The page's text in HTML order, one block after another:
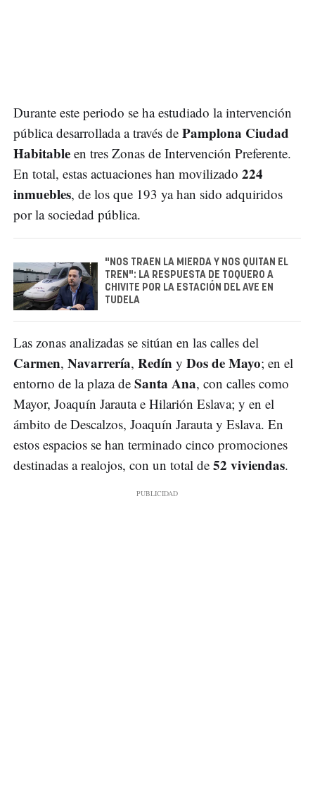
Durante este periodo se ha estudiado la intervención
pública desarrollada a través de Pamplona Ciudad
Habitable en tres Zonas de Intervención Preferente.
En total, estas actuaciones han movilizado 224
inmuebles, de los que 193 ya han sido adquiridos
por la sociedad pública.
"NOS TRAEN LA MIERDA Y NOS QUITAN EL
TREN": LA RESPUESTA DE TOQUERO A
CHIVITE POR LA ESTACIÓN DEL AVE EN
TUDELA
Las zonas analizadas se sitúan en las calles del
Carmen, Navarrería, Redín y Dos de Mayo; en el
entorno de la plaza de Santa Ana, con calles como
Mayor, Joaquín Jarauta e Hilarión Eslava; y en el
ámbito de Descalzos, Joaquín Jarauta y Eslava. En
estos espacios se han terminado cinco promociones
destinadas a realojos, con un total de 52 viviendas.